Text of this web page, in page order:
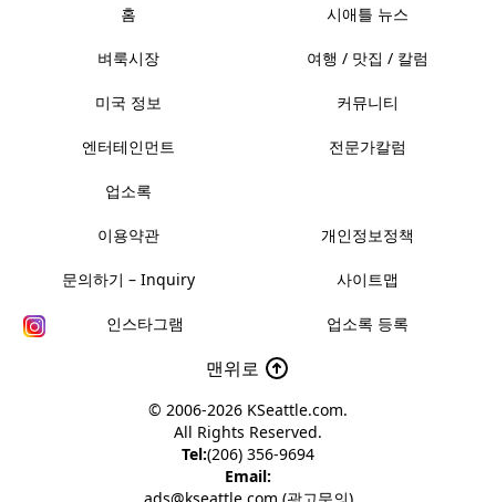
홈 시애틀 뉴스
벼룩시장 여행 / 맛집 / 칼럼
미국 정보 커뮤니티
엔터테인먼트 전문가칼럼
업소록
이용약관 개인정보정책
문의하기 – Inquiry 사이트맵
인스타그램 업소록 등록
맨위로
© 2006-2026 KSeattle.com.
All Rights Reserved.
Tel:(206) 356-9694
Email: